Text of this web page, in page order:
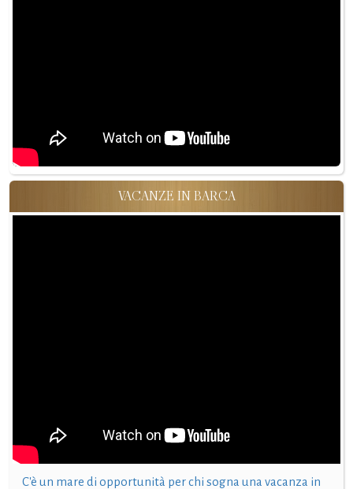
VACANZE IN BARCA
C'è un mare di opportunità per chi sogna una vacanza in